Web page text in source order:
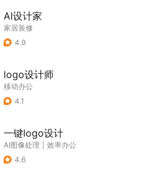
AI设计家
家居装修
4.9
logo设计师
移动办公
4.1
一键logo设计
AI图像处理
效率办公
4.6